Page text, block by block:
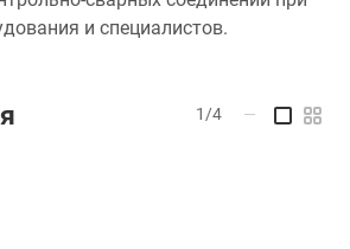
и специалистов.
1/4 —